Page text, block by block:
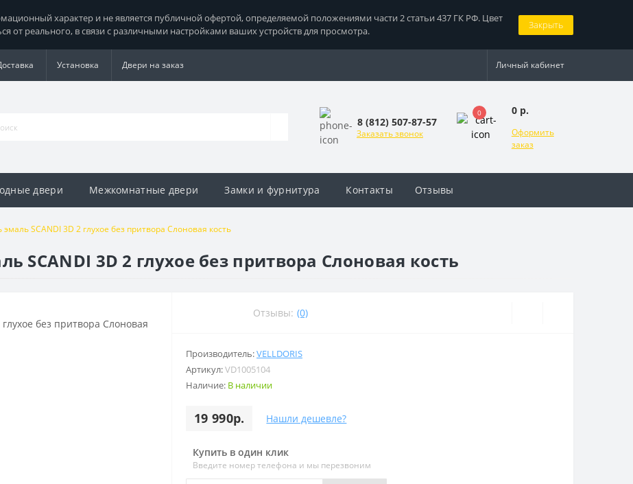
характер и не является публичной офертой, определяемой положениями части 2 статьи 437 ГК РФ. Цвет
от реального, в связи с различными настройками ваших устройств для просмотра.
Закрыть
Установка Двери на заказ Личный кабинет
8 (812) 507-87-57
Заказать звонок
0 0 р.
Оформить
заказ
двери Межкомнатные двери Замки и фурнитура Контакты Отзывы
SCANDI 3D 2 глухое без притвора Слоновая кость
SCANDI 3D 2 глухое без притвора Слоновая кость
Отзывы: (0)
Производитель:VELLDORIS
Артикул:VD1005104
Наличие: В наличии
19 990р. Нашли дешевле?
Купить в один клик
Введите номер телефона и мы перезвоним